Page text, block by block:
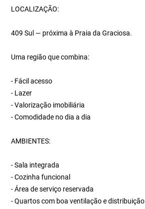
LOCALIZAÇÃO:
409 Sul — próxima à Praia da Graciosa.
Uma região que combina:
- Fácil acesso
- Lazer
- Valorização imobiliária
- Comodidade no dia a dia
AMBIENTES:
- Sala integrada
- Cozinha funcional
- Área de serviço reservada
- Quartos com boa ventilação e distribuição